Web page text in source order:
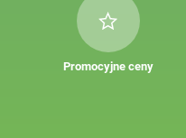
Promocyjne ceny